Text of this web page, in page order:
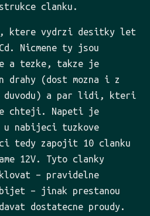
clanku.
ktere vydrzi desitky let
Nicmene ty jsou
a tezke, takze je
drahy (dost mozna i z
duvodu) a par lidi, kteri
chteji. Napeti je
nabijeci tuzkove
tedy zapojit 10 clanku
12V. Tyto clanky
– pravidelne
– jinak prestanou
dostatecne proudy.